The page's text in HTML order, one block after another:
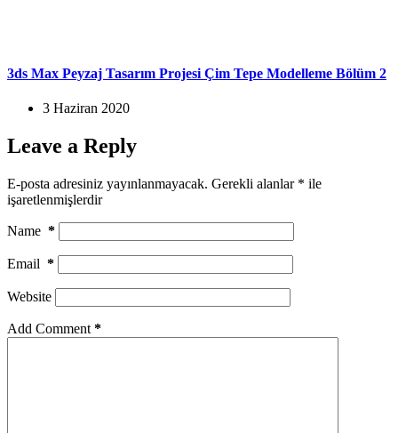
3ds Max Peyzaj Tasarım Projesi Çim Tepe Modelleme Bölüm 2
3 Haziran 2020
Leave a Reply
E-posta adresiniz yayınlanmayacak. Gerekli alanlar * ile
işaretlenmişlerdir
Name *
Email *
Website
Add Comment *